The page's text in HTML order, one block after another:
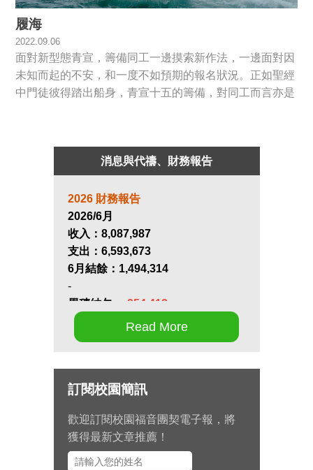
消息與代禱、財務報告
2026 財務報告
2026/6月
收入：8,087,987
支出：6,593,673
6月結餘： 1,494,314
-
累積結欠：
-254,418
第十七屆畢業生同行營將於九月 11
告。
九月 15 日至十月 2 日期間，總幹
事左心泰牧師將與團契部主任陳怡
安傳道、大學事工組主任田正平傳
Read More
訂閱校園簡訊
歡迎訂閱校園福音團契電子報，將
獲得最新文章推薦！
履海
2022.09.06
面對新型態青宣，籌備同工一邊摸索新作法，一邊面對因
未知而起的不安，和一度不如預期的報名狀況。正如聖經
中門徒彼得踏出船身，青宣十五的籌備，對同工而言亦是